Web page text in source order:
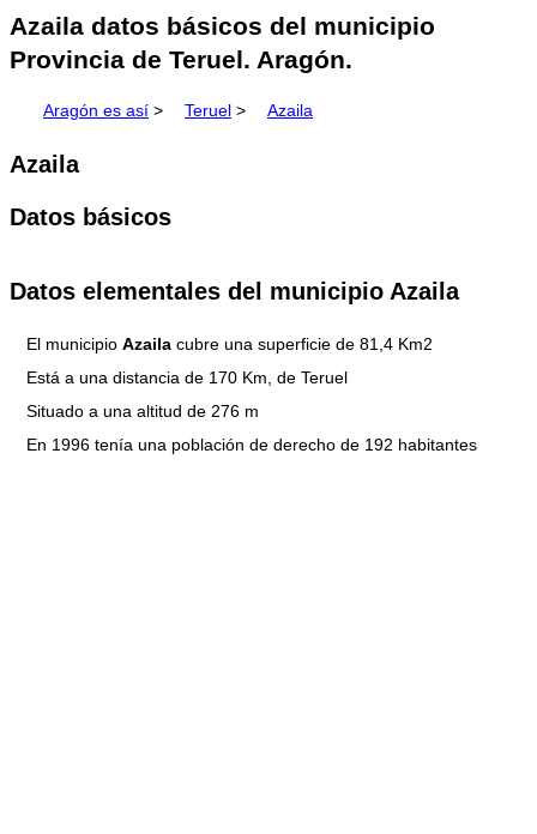
Azaila datos básicos del municipio
Provincia de Teruel. Aragón.
Aragón es así > Teruel > Azaila
Azaila
Datos básicos
Datos elementales del municipio Azaila
El municipio Azaila cubre una superficie de 81,4 Km2
Está a una distancia de 170 Km, de Teruel
Situado a una altitud de 276 m
En 1996 tenía una población de derecho de 192 habitantes